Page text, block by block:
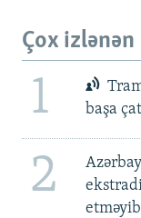
Çox izlənən
1
başa
2
etməyib